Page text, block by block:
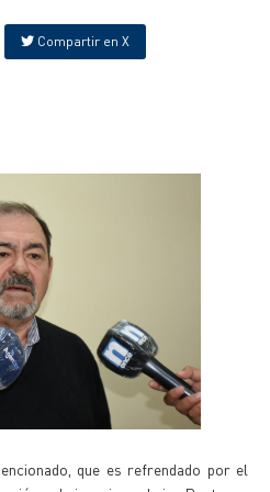
Compartir en X
que es refrendado por el